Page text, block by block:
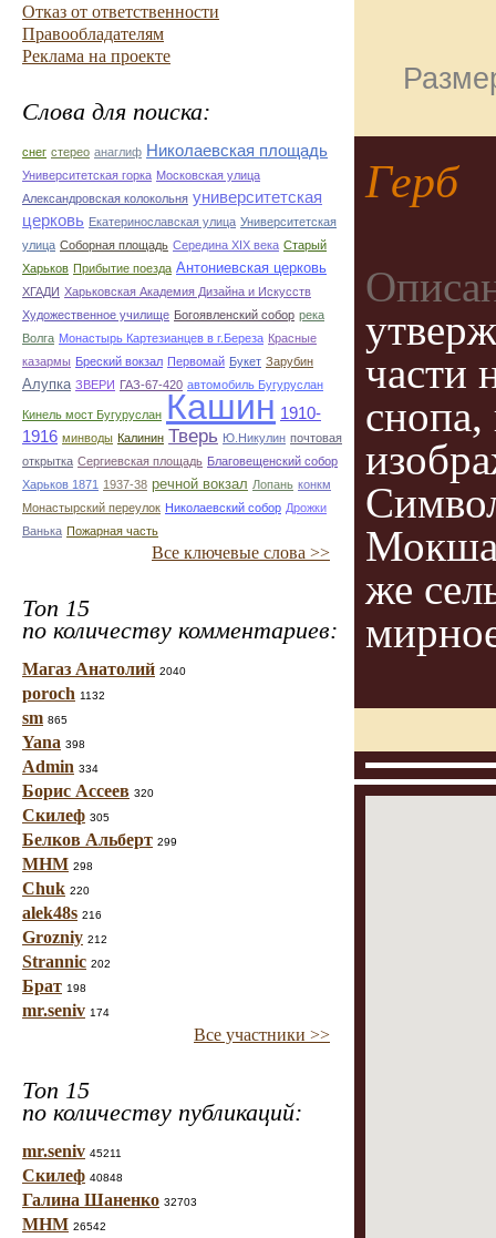
Отказ от ответственности
Правообладателям
Реклама на проекте
Слова для поиска:
снег стерео анаглиф Николаевская площадь
Университетская горка Московская улица
Александровская колокольня университетская
церковь Екатеринославская улица Университетская
улица Соборная площадь Середина XIX века Старый
Харьков Прибытие поезда Антониевская церковь
ХГАДИ Харьковская Академия Дизайна и Искусств
Художественное училище Богоявленский собор река
Волга Монастырь Картезианцев в г.Береза Красные
казармы Бреский вокзал Первомай Букет Зарубин
Алупка ЗВЕРИ ГАЗ-67-420 автомобиль Бугуруслан
Кинель мост Бугуруслан Кашин 1910-
1916 минводы Калинин Тверь Ю.Никулин почтовая
открытка Сергиевская площадь Благовещенский собор
Харьков 1871 1937-38 речной вокзал Лопань конкм
Монастырский переулок Николаевский собор Дрожки
Ванька Пожарная часть
Все ключевые слова >>
Топ 15
по количеству комментариев:
Магаз Анатолий 2040
poroch 1132
sm 865
Yana 398
Admin 334
Борис Ассеев 320
Скилеф 305
Белков Альберт 299
МНМ 298
Chuk 220
alek48s 216
Grozniy 212
Strannic 202
Брат 198
mr.seniv 174
Все участники >>
Топ 15
по количеству публикаций:
mr.seniv 45211
Скилеф 40848
Галина Шаненко 32703
МНМ 26542
Герб
части
же